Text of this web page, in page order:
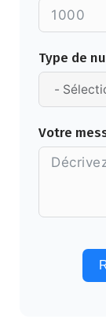
Type de
Votre